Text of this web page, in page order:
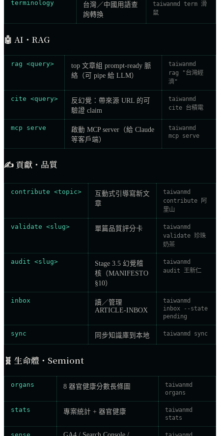
terminology
台灣／中國用語查
詢轉換
taiwanmd term 滑
鼠
🤖 AI・RAG
rag <query>
top 文章組 prompt-ready 脈
絡（可 pipe 給 LLM）
taiwanmd
rag "台灣經
濟"
cite <query>
反幻覺：帶來源 URL 的可
驗證 claim
taiwanmd
cite 台積電
mcp serve
啟動 MCP server（給 Claude
等客戶端）
taiwanmd
mcp serve
✍️ 貢獻・品質
contribute <topic>
互動式引導寫新文
章
taiwanmd
contribute 阿
里山
validate <slug> 單篇品質評分卡
taiwanmd
validate 珍珠
奶茶
audit <slug>
Stage 3.5 幻覺稽
核（MANIFESTO
§10）
taiwanmd
audit 王新仁
inbox
讀／管理
ARTICLE-INBOX
taiwanmd
inbox --state
pending
sync 同步知識庫到本地 taiwanmd sync
🧬 生命體・Semiont
organs 8 器官健康分數長條圖
taiwanmd
organs
stats 專案統計 + 器官健康
taiwanmd
stats